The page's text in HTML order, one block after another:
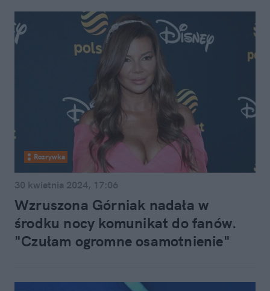
Rozrywka
30 kwietnia 2024, 17:06
Wzruszona Górniak nadała w
środku nocy komunikat do fanów.
"Czułam ogromne osamotnienie"